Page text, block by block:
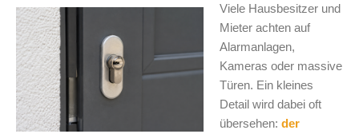
Viele Hausbesitzer und
Mieter achten auf
Alarmanlagen,
Kameras oder massive
Türen. Ein kleines
Detail wird dabei oft
übersehen: der